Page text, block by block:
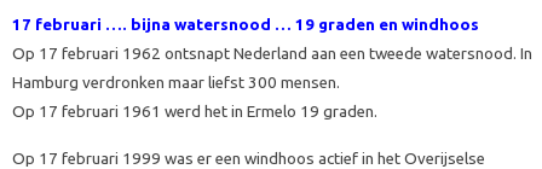
17 februari …. bijna watersnood … 19 graden en windhoos
Op 17 februari 1962 ontsnapt Nederland aan een tweede watersnood. In
Hamburg verdronken maar liefst 300 mensen.
Op 17 februari 1961 werd het in Ermelo 19 graden.
Op 17 februari 1999 was er een windhoos actief in het Overijselse